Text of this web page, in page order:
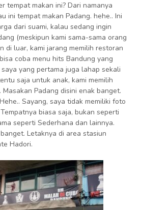
tempat makan ini? Dari namanya
ini tempat makan Padang. hehe.. Ini
dari suami, kalau sedang ingin
(meskipun kami sama-sama orang
di luar, kami jarang memilih restoran
coba menu hits Bandung yang
yang pertama juga lahap sekali
saja untuk anak, kami memilih
Padang disini enak banget.
Sayang, saya tidak memiliki foto
biasa saja, bukan seperti
seperti Sederhana dan lainnya.
Letaknya di area stasiun
Hadori.